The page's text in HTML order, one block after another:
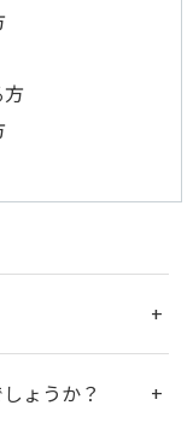
ょうか？